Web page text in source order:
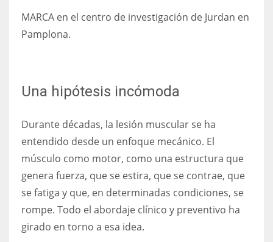
MARCA en el centro de investigación de Jurdan en
Pamplona.
Una hipótesis incómoda
Durante décadas, la lesión muscular se ha
entendido desde un enfoque mecánico. El
músculo como motor, como una estructura que
genera fuerza, que se estira, que se contrae, que
se fatiga y que, en determinadas condiciones, se
rompe. Todo el abordaje clínico y preventivo ha
girado en torno a esa idea.